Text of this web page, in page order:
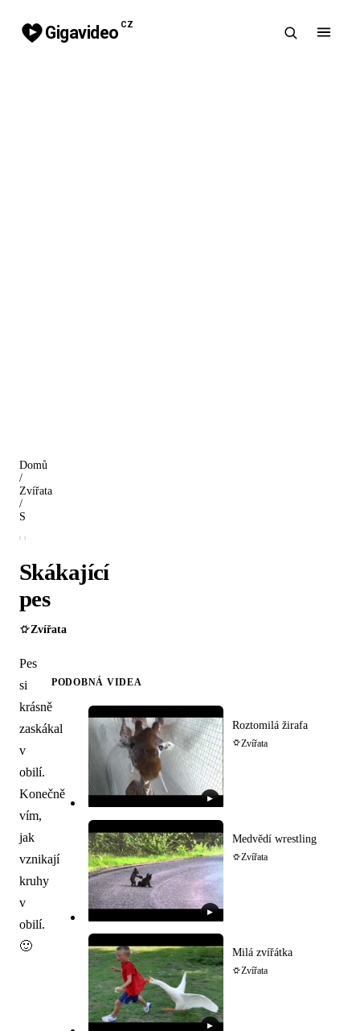
Gigavideo CZ
Domů
/
Zvířata
/
Skákající
pes
Zvířata
Pes
si
krásně
zaskákal
v
obilí.
Konečně
vím,
jak
vznikají
kruhy
v
obilí.
🙂
PODOBNÁ VIDEA
▶
Roztomilá žirafa
Zvířata
▶
Medvědí wrestling
Zvířata
▶
Milá zvířátka
Zvířata